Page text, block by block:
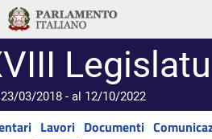
03/2018 - al 12/10/2022
Lavori Documenti